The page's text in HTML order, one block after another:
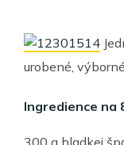
urobené,
Ingredience na